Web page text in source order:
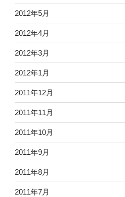
2012年5月
2012年4月
2012年3月
2012年1月
2011年12月
2011年11月
2011年10月
2011年9月
2011年8月
2011年7月